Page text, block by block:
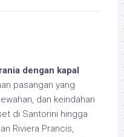
dengan kapal
pasangan yang
dan keindahan
di Santorini hingga
Riviera Prancis,